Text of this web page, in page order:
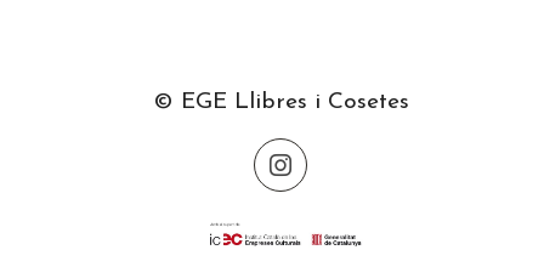
© EGE Llibres i Cosetes